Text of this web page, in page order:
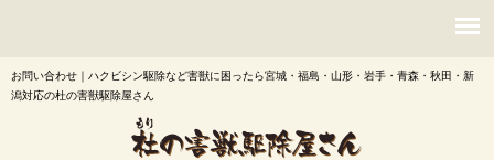
お問い合わせ｜ハクビシン駆除など害獣に困ったら宮城・福島・山形・岩手・青森・秋田・新
潟対応の杜の害獣駆除屋さん